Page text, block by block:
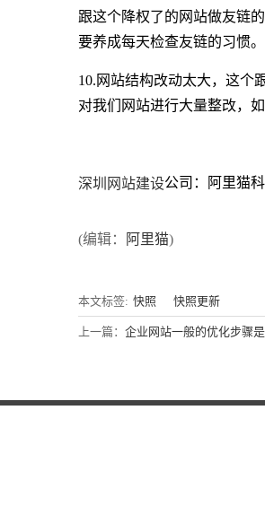
跟这个降权了的网站做友链
要养成每天检查友链的习惯。
10.网站结构改动太大，这个
对我们网站进行大量整改，
深圳网站建设公司：阿里猫
(编辑： 阿里猫)
本文标签: 快照 快照更新
上一篇： 企业网站一般的优化步骤是